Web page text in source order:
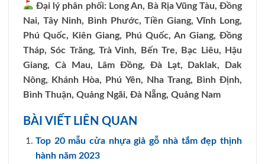
Đại lý phân phối: Long An, Bà Rịa Vũng Tàu, Đồng
Nai, Tây Ninh, Bình Phước, Tiền Giang, Vĩnh Long,
Phú Quốc, Kiên Giang, Phú Quốc, An Giang, Đồng
Tháp, Sóc Trăng, Trà Vinh, Bến Tre, Bạc Liêu, Hậu
Giang, Cà Mau, Lâm Đồng, Đà Lạt, Daklak, Dak
Nông, Khánh Hòa, Phú Yên, Nha Trang, Bình Định,
Bình Thuận, Quảng Ngãi, Đà Nẵng, Quảng Nam
BÀI VIẾT LIÊN QUAN
Top 20 mẫu cửa nhựa giả gỗ nhà tắm đẹp thịnh
hành năm 2023